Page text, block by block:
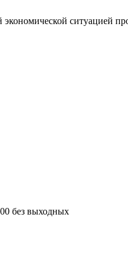
экономической ситуацией
без выходных